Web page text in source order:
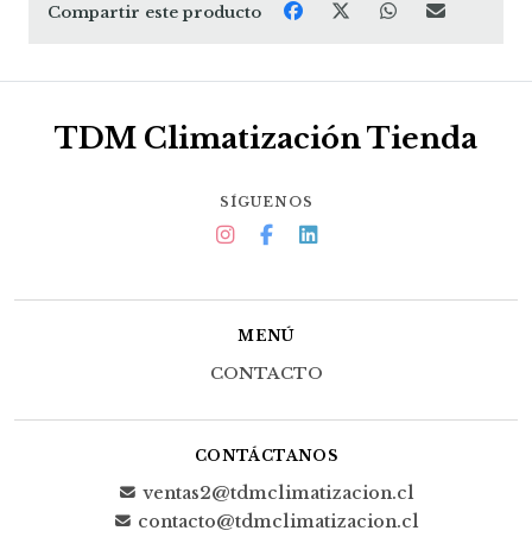
Compartir este producto
TDM Climatización Tienda
SÍGUENOS
MENÚ
CONTACTO
CONTÁCTANOS
ventas2@tdmclimatizacion.cl
contacto@tdmclimatizacion.cl